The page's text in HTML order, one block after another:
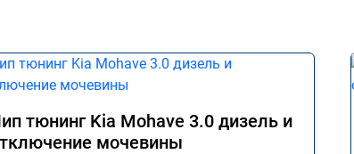
тюнинг Kia Mohave 3.0 дизель и
мочевины